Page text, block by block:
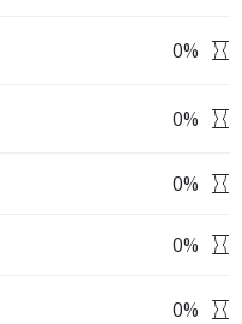
0%
0%
0%
0%
0%